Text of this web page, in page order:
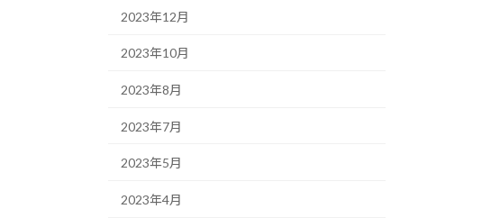
2023年12月
2023年10月
2023年8月
2023年7月
2023年5月
2023年4月